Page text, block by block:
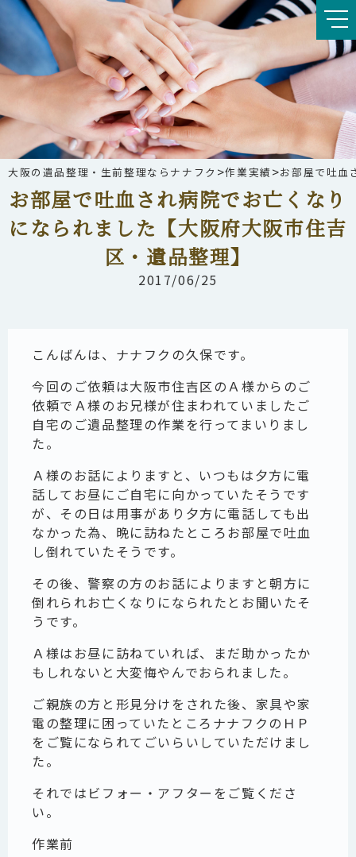
大阪の遺品整理・生前整理ならナナフク >作業実績 >お部屋で吐血
お部屋で吐血され病院でお亡くなり
になられました【大阪府大阪市住吉
区・遺品整理】
2017/06/25
こんばんは、ナナフクの久保です。
今回のご依頼は大阪市住吉区のＡ様からのご
依頼でＡ様のお兄様が住まわれていましたご
自宅のご遺品整理の作業を行ってまいりまし
た。
Ａ様のお話によりますと、いつもは夕方に電
話してお昼にご自宅に向かっていたそうです
が、その日は用事があり夕方に電話しても出
なかった為、晩に訪ねたところお部屋で吐血
し倒れていたそうです。
その後、警察の方のお話によりますと朝方に
倒れられお亡くなりになられたとお聞いたそ
うです。
Ａ様はお昼に訪ねていれば、まだ助かったか
もしれないと大変悔やんでおられました。
ご親族の方と形見分けをされた後、家具や家
電の整理に困っていたところナナフクのＨＰ
をご覧になられてごいらいしていただけまし
た。
それではビフォー・アフターをご覧くださ
い。
作業前